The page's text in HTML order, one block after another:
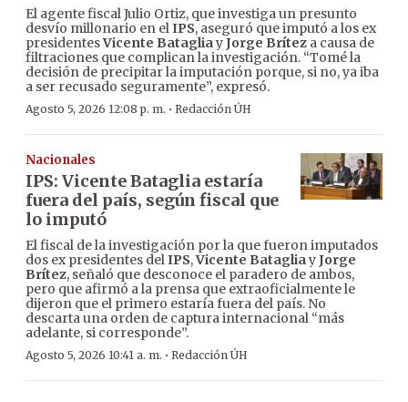
El agente fiscal Julio Ortiz, que investiga un presunto
desvío millonario en elIPS, aseguró que imputó a los ex
presidentesVicente BatagliayJorge Brítez a causa de
filtraciones que complican la investigación. “Tomé la
decisión de precipitar la imputación porque, si no, ya iba
a ser recusado seguramente”, expresó.
Agosto 5, 2026 12:08 p. m. · Redacción ÚH
Nacionales
IPS: Vicente Bataglia estaría
fuera del país, según fiscal que
lo imputó
El fiscal de la investigación por la que fueron imputados
dos ex presidentes delIPS,Vicente BatagliayJorge
Brítez, señaló que desconoce el paradero de ambos,
pero que afirmó a la prensa que extraoficialmente le
dijeron que el primero estaría fuera del país. No
descarta una orden de captura internacional “más
adelante, si corresponde”.
Agosto 5, 2026 10:41 a. m. · Redacción ÚH